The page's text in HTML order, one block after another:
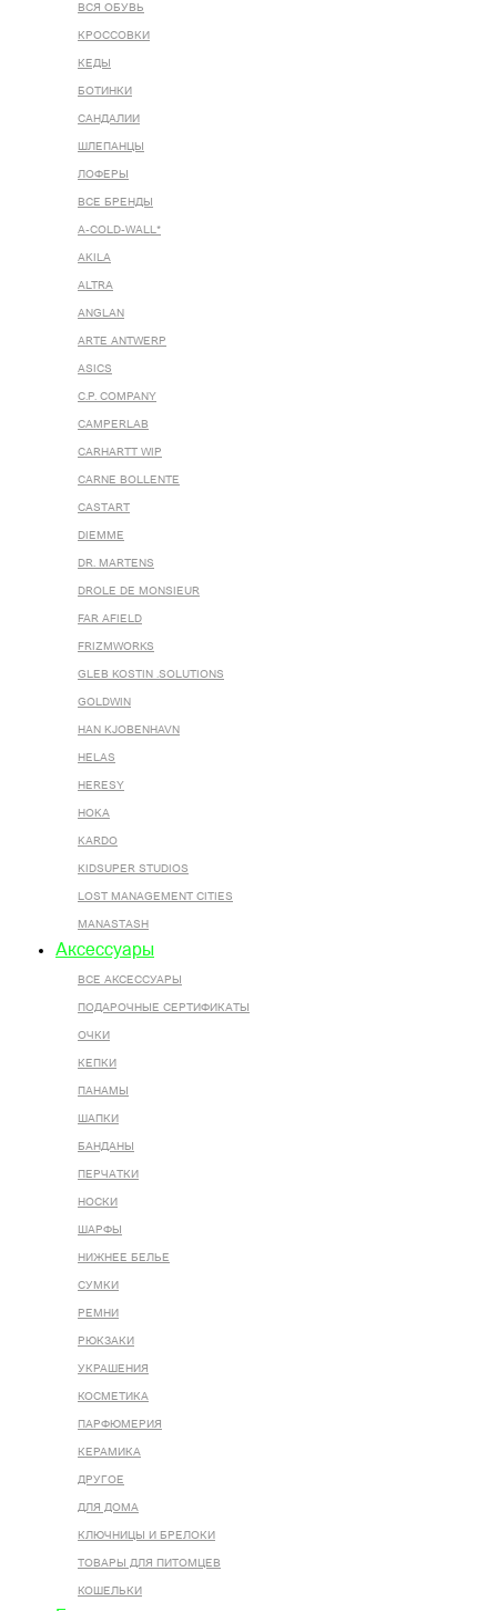
ВСЯ ОБУВЬ
КРОССОВКИ
КЕДЫ
БОТИНКИ
САНДАЛИИ
ШЛЕПАНЦЫ
ЛОФЕРЫ
ВСЕ БРЕНДЫ
A-COLD-WALL*
AKILA
ALTRA
ANGLAN
ARTE ANTWERP
ASICS
C.P. COMPANY
CAMPERLAB
CARHARTT WIP
CARNE BOLLENTE
CASTART
DIEMME
DR. MARTENS
DROLE DE MONSIEUR
FAR AFIELD
FRIZMWORKS
GLEB KOSTIN .SOLUTIONS
GOLDWIN
HAN KJOBENHAVN
HELAS
HERESY
HOKA
KARDO
KIDSUPER STUDIOS
LOST MANAGEMENT CITIES
MANASTASH
Аксессуары
ВСЕ AКСЕССУАРЫ
ПОДАРОЧНЫЕ СЕРТИФИКАТЫ
ОЧКИ
КЕПКИ
ПАНАМЫ
ШАПКИ
БАНДАНЫ
ПЕРЧАТКИ
НОСКИ
ШАРФЫ
НИЖНЕЕ БЕЛЬЕ
СУМКИ
РЕМНИ
РЮКЗАКИ
УКРАШЕНИЯ
КОСМЕТИКА
ПАРФЮМЕРИЯ
КЕРАМИКА
ДРУГОЕ
ДЛЯ ДОМА
КЛЮЧНИЦЫ И БРЕЛОКИ
ТОВАРЫ ДЛЯ ПИТОМЦЕВ
КОШЕЛЬКИ